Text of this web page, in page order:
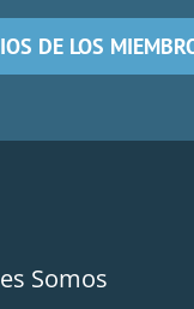
DE LOS
Somos